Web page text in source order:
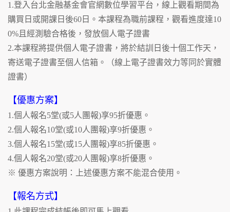
1.登入台北金融基金會官網數位學習平台，線上觀看期間為
購買日或開課日後60日。本課程為職前課程，觀看進度達10
0%且經測驗合格後，發放個人電子證書
2.本課程將提供個人電子證書，將於結訓日後十個工作天，
寄送電子證書至個人信箱。（線上電子證書效力等同於實體
證書）
【優惠方案】
1.個人報名5堂(或5人團報)享95折優惠。
2.個人報名10堂(或10人團報)享9折優惠。
3.個人報名15堂(或15人團報)享85折優惠。
4.個人報名20堂(或20人團報)享8折優惠。
※ 優惠方案說明：上述優惠方案不能混合使用。
【報名方式】